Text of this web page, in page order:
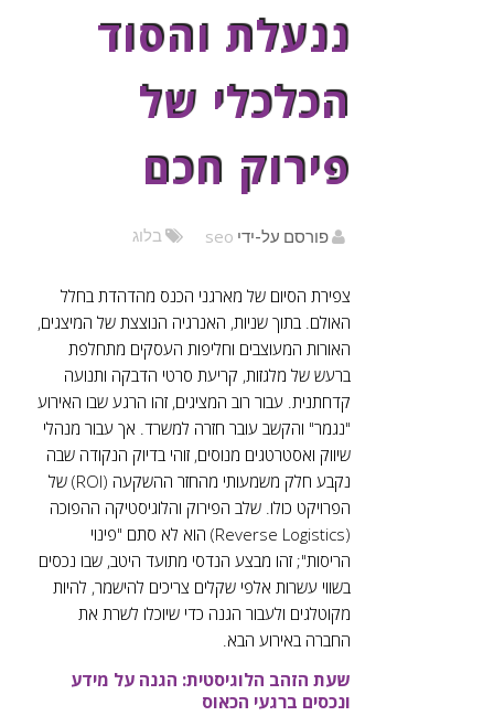
ננעלת והסוד
הכלכלי של
פירוק חכם
פורסם על-ידי seo בלוג
צפירת הסיום של מארגני הכנס מהדהדת בחלל
האולם. בתוך שניות, האנרגיה הנוצצת של המיצגים,
האורות המעוצבים וחליפות העסקים מתחלפת
ברעש של מלגזות, קריעת סרטי הדבקה ותנועה
קדחתנית. עבור רוב המציגים, זהו הרגע שבו האירוע
"נגמר" והקשב עובר חזרה למשרד. אך עבור מנהלי
שיווק ואסטרטגים מנוסים, זוהי בדיוק הנקודה שבה
נקבע חלק משמעותי מהחזר ההשקעה (ROI) של
הפרויקט כולו. שלב הפירוק והלוגיסטיקה ההפוכה
(Reverse Logistics) הוא לא סתם "פינוי
הריסות"; זהו מבצע הנדסי מתועד היטב, שבו נכסים
בשווי עשרות אלפי שקלים צריכים להישמר, להיות
מקוטלגים ולעבור הגנה כדי שיוכלו לשרת את
החברה באירוע הבא.
שעת הזהב הלוגיסטית: הגנה על מידע
ונכסים ברגעי הכאוס